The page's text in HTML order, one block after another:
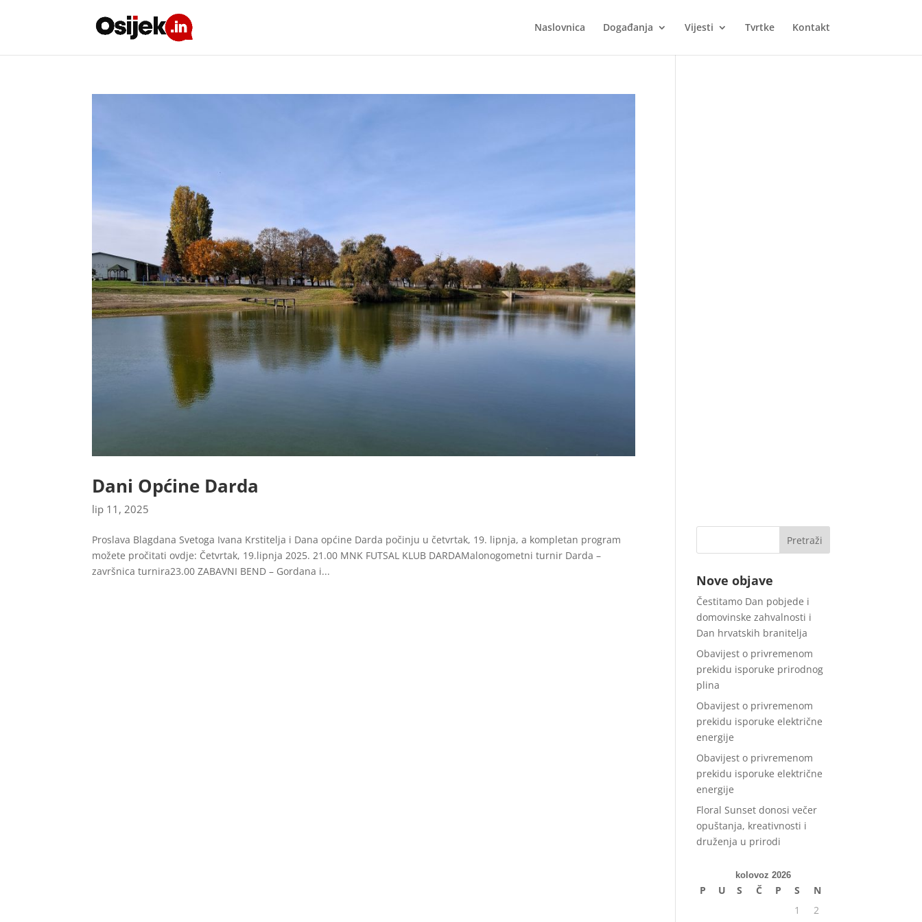
Naslovnica Događanja Vijesti Tvrtke Kontakt
Dani Općine Darda
lip 11, 2025
Proslava Blagdana Svetoga Ivana Krstitelja i Dana općine Darda počinju u četvrtak, 19. lipnja, a kompletan program
možete pročitati ovdje: Četvrtak, 19.lipnja 2025. 21.00 MNK FUTSAL KLUB DARDAMalonogometni turnir Darda –
završnica turnira23.00 ZABAVNI BEND – Gordana i...
Nove objave
Čestitamo Dan pobjede i
domovinske zahvalnosti i
Dan hrvatskih branitelja
Obavijest o privremenom
prekidu isporuke prirodnog
plina
Obavijest o privremenom
prekidu isporuke električne
energije
Obavijest o privremenom
prekidu isporuke električne
energije
Floral Sunset donosi večer
opuštanja, kreativnosti i
druženja u prirodi
kolovoz 2026
P U S Č P S
N
1
2